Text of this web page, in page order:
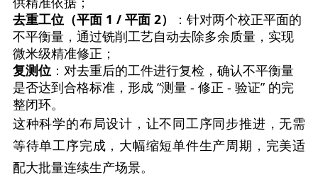
去重工位（平面 1 / 平面 2）
：针对两个校正平面的
不平衡量，通过铣削工艺自动去除多余质量，实现
微米级精准修正；
复测位：对去重后的工件进行复检，确认不平衡量
是否达到合格标准，形成 “测量 - 修正 - 验证” 的完
整闭环。
这种科学的布局设计，让不同工序同步推进，无需
等待单工序完成，大幅缩短单件生产周期，完美适
配大批量连续生产场景。